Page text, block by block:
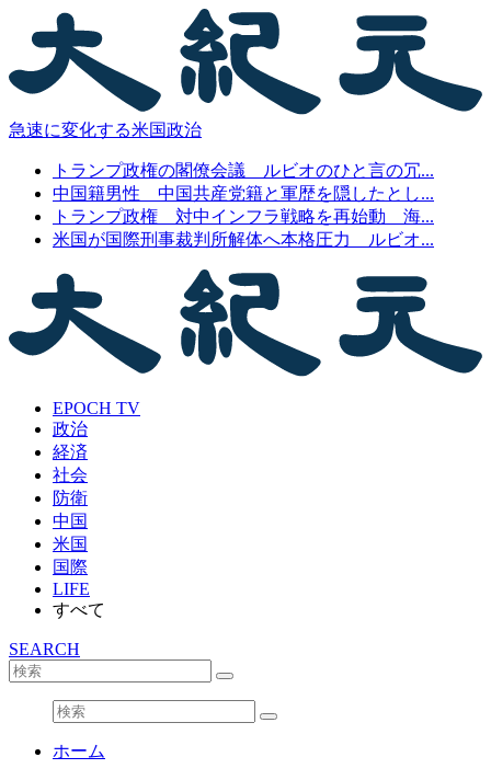
急速に変化する米国政治
トランプ政権の閣僚会議 ルビオのひと言の冗...
中国籍男性 中国共産党籍と軍歴を隠したとし...
トランプ政権 対中インフラ戦略を再始動 海...
米国が国際刑事裁判所解体へ本格圧力 ルビオ...
EPOCH TV
政治
経済
社会
防衛
中国
米国
国際
LIFE
すべて
SEARCH
ホーム